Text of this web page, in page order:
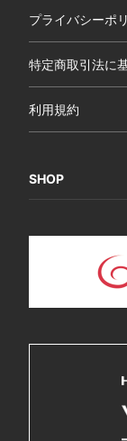
プライバシーポ
特定商取引法に
利用規約
SHOP